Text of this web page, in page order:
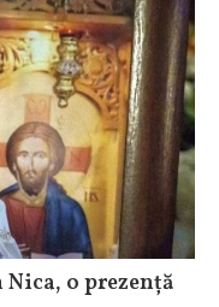
o prezență